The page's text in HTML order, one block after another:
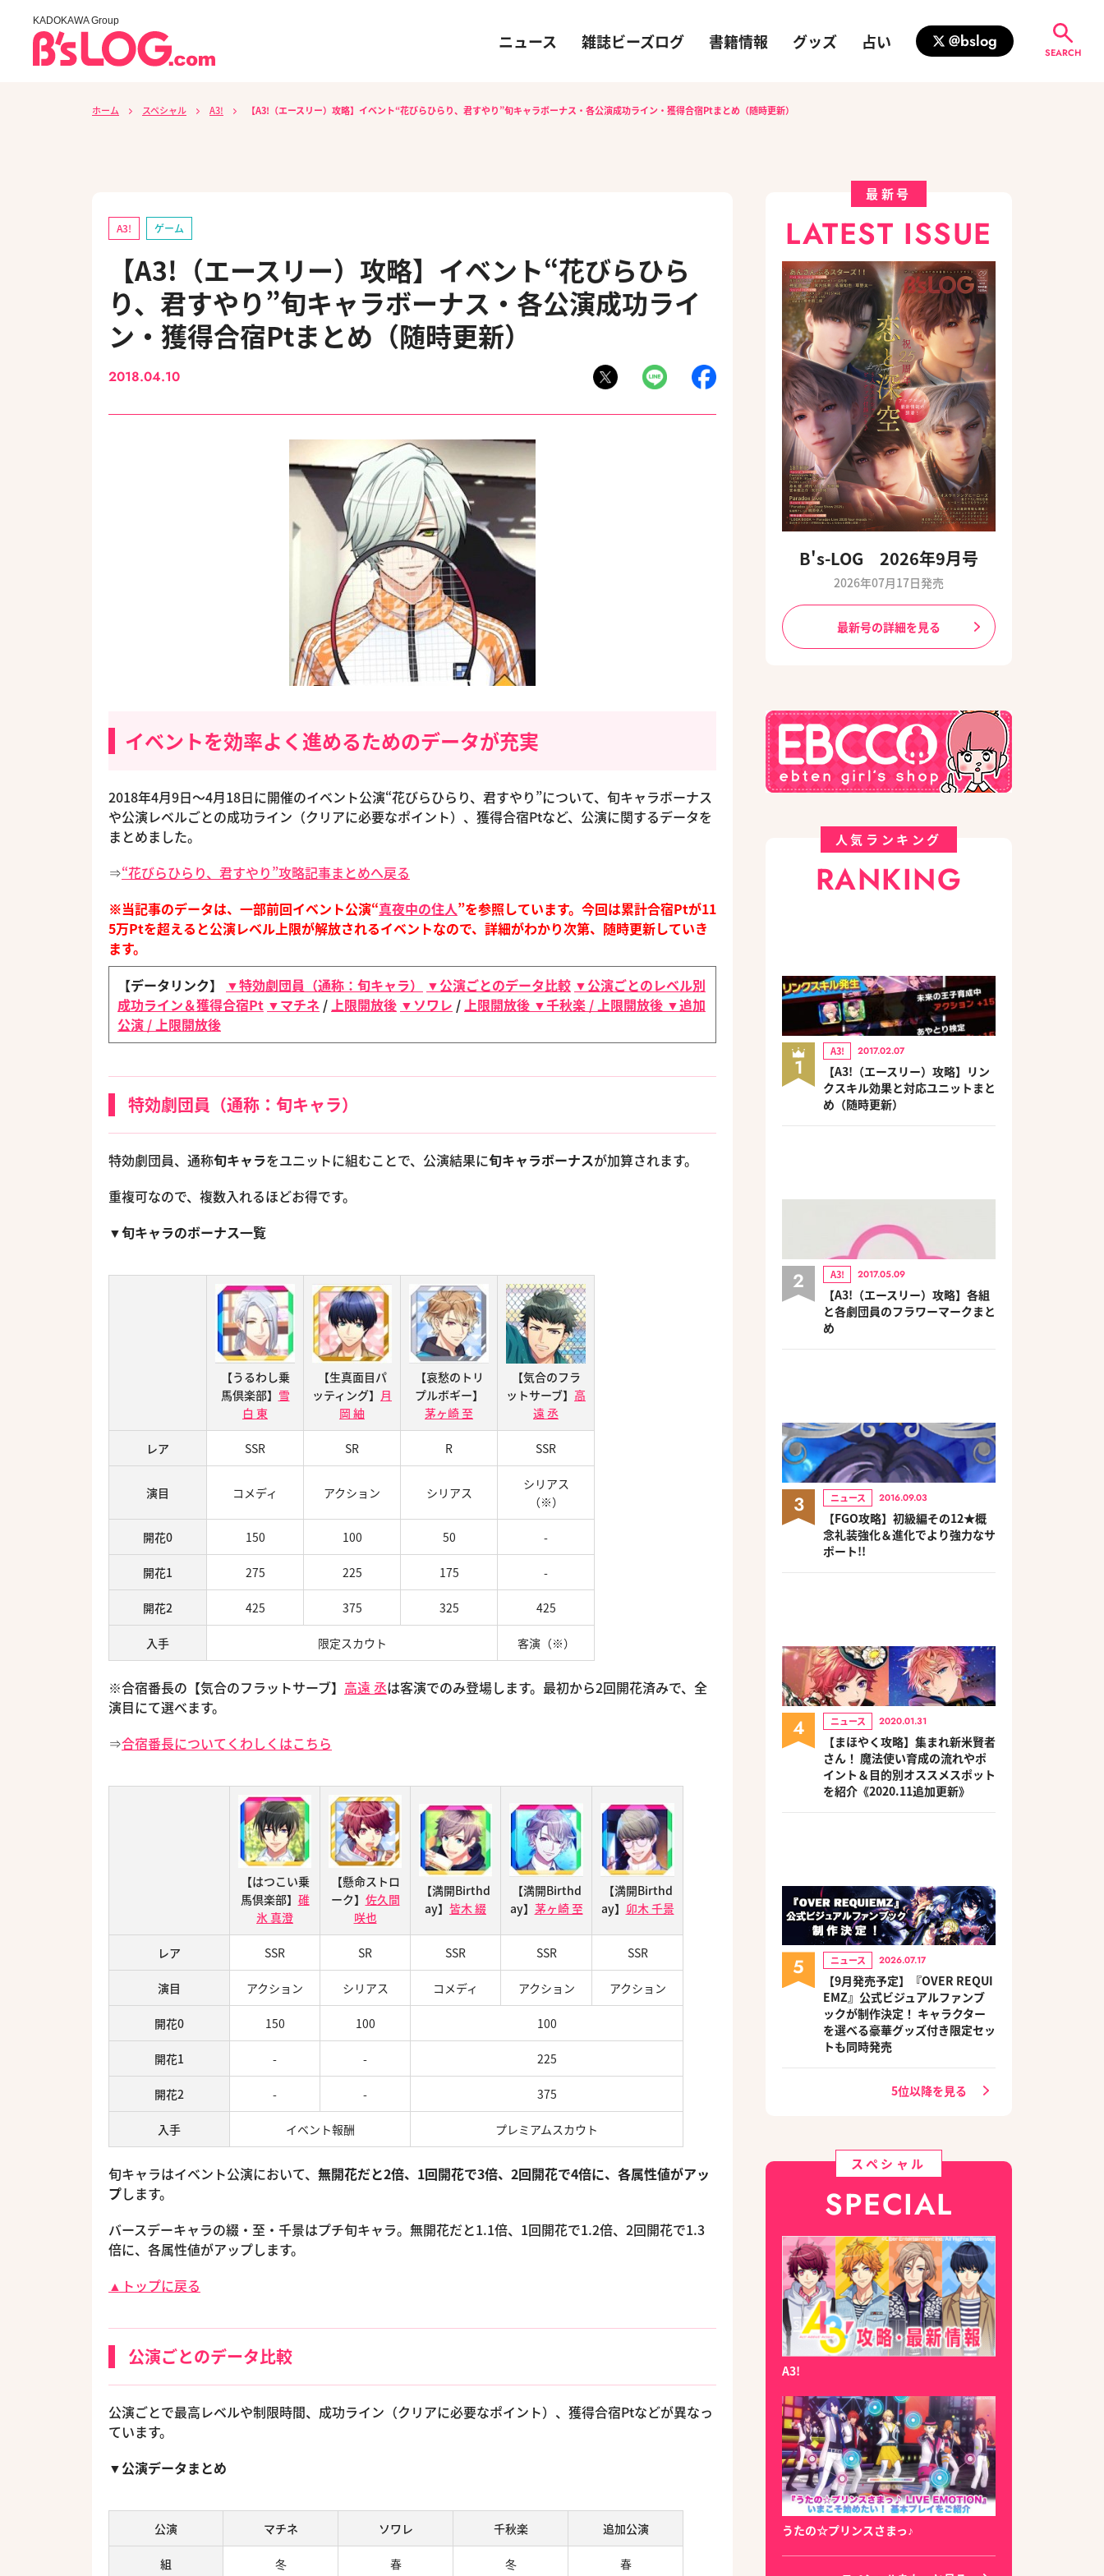
KADOKAWA Group
ニュース 雑誌ビーズログ 書籍情報 グッズ 占い @bslog
SEARCH
ホーム スペシャル A3! 【A3!（エースリー）攻略】イベント“花びらひらり、君すやり”旬キャラボーナス・各公演成功ライン・獲得合宿Ptまとめ（随時更新）
A3! ゲーム
【A3!（エースリー）攻略】イベント“花びらひら
り、君すやり”旬キャラボーナス・各公演成功ライ
ン・獲得合宿Ptまとめ（随時更新）
2018.04.10
イベントを効率よく進めるためのデータが充実
2018年4月9日〜4月18日に開催のイベント公演“花びらひらり、君すやり”について、旬キャラボーナス
や公演レベルごとの成功ライン（クリアに必要なポイント）、獲得合宿Ptなど、公演に関するデータを
まとめました。
⇒“花びらひらり、君すやり”攻略記事まとめへ戻る
※当記事のデータは、一部前回イベント公演“真夜中の住人”を参照しています。今回は累計合宿Ptが11
5万Ptを超えると公演レベル上限が解放されるイベントなので、詳細がわかり次第、随時更新していき
ます。
【データリンク】
▼特効劇団員（通称：旬キャラ） ▼公演ごとのデータ比較 ▼公演ごとのレベル別
成功ライン＆獲得合宿Pt ▼マチネ /上限開放後 ▼ソワレ /上限開放後 ▼千秋楽 /上限開放後 ▼追加
公演 /上限開放後
特効劇団員（通称：旬キャラ）
特効劇団員、通称旬キャラをユニットに組むことで、公演結果に旬キャラボーナスが加算されます。
重複可なので、複数入れるほどお得です。
▼旬キャラのボーナス一覧
【うるわし乗
馬倶楽部】 雪
白 東
【生真面目パ
ッティング】 月
岡 紬
【哀愁のトリ
プルボギー】
茅ヶ崎 至
【気合のフラ
ットサーブ】 高
遠 丞
レア SSR SR R SSR
演目 コメディ アクション シリアス
シリアス
（※）
開花0 150 100 50 -
開花1 275 225 175 -
開花2 425 375 325 425
入手 限定スカウト 客演（※）
※合宿番長の【気合のフラットサーブ】 高遠 丞は客演でのみ登場します。最初から2回開花済みで、全
演目にて選べます。
⇒合宿番長についてくわしくはこちら
【はつこい乗
馬倶楽部】 碓
氷 真澄
【懸命ストロ
ーク】 佐久間
咲也
【満開Birthd
ay】 皆木 綴
【満開Birthd
ay】 茅ヶ崎 至
【満開Birthd
ay】 卯木 千景
レア SSR SR SSR SSR SSR
演目 アクション シリアス コメディ アクション アクション
開花0 150 100 100
開花1 - - 225
開花2 - - 375
入手 イベント報酬 プレミアムスカウト
旬キャラはイベント公演において、 無開花だと2倍、1回開花で3倍、2回開花で4倍に、各属性値がアッ
プします。
バースデーキャラの綴・至・千景はプチ旬キャラ。無開花だと1.1倍、1回開花で1.2倍、2回開花で1.3
倍に、各属性値がアップします。
▲トップに戻る
公演ごとのデータ比較
公演ごとで最高レベルや制限時間、成功ライン（クリアに必要なポイント）、獲得合宿Ptなどが異なっ
ています。
▼公演データまとめ
公演 マチネ ソワレ 千秋楽 追加公演
組 冬 春 冬 春
最新号
LATEST ISSUE
B's-LOG 2026年9月号
2026年07月17日発売
最新号の詳細を見る
人気ランキング
RANKING
1
A3! 2017.02.07
【A3!（エースリー）攻略】リン
クスキル効果と対応ユニットまと
め（随時更新）
2 A3! 2017.05.09
【A3!（エースリー）攻略】各組
と各劇団員のフラワーマークまと
め
3 ニュース 2016.09.03
【FGO攻略】初級編その12★概
念礼装強化＆進化でより強力なサ
ポート!!
4 ニュース 2020.01.31
【まほやく攻略】集まれ新米賢者
さん！ 魔法使い育成の流れやポ
イント＆目的別オススメスポット
を紹介《2020.11追加更新》
5 ニュース 2026.07.17
【9月発売予定】『OVER REQUI
EMZ』公式ビジュアルファンブ
ックが制作決定！ キャラクター
を選べる豪華グッズ付き限定セッ
トも同時発売
5位以降を見る
スペシャル
SPECIAL
A3!
うたの☆プリンスさまっ♪